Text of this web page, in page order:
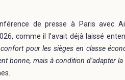
de presse à Paris avec
comme il l’avait déjà laissé
pour les sièges en classe
bonne, mais à condition d’adapter